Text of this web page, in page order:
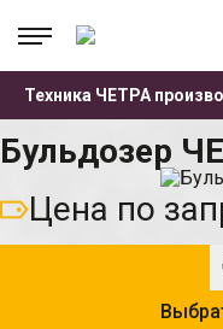
Техника ЧЕТРА
Главная . Каталог техники .
Бульдозер
Цена по